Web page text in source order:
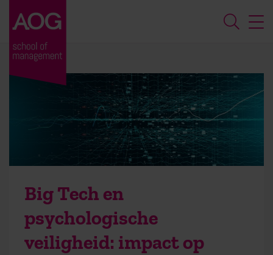
Big Tech en
psychologische
veiligheid: impact op